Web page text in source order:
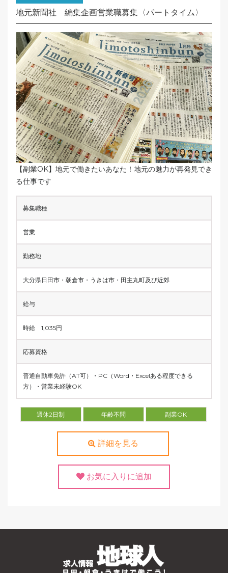
地元新聞社 編集企画営業職募集〈パートタイム〉
【副業OK】地元で働きたいあなた！地元の魅力が再発見でき
る仕事です
募集職種
営業
勤務地
大分県日田市・朝倉市・うきは市・田主丸町及び近郊
給与
時給 1,035円
応募資格
普通自動車免許（AT可）・PC（Word・Excelある程度できる
方）・営業未経験OK
週休2日制 年齢不問 副業OK
詳細を見る
お気に入りに追加